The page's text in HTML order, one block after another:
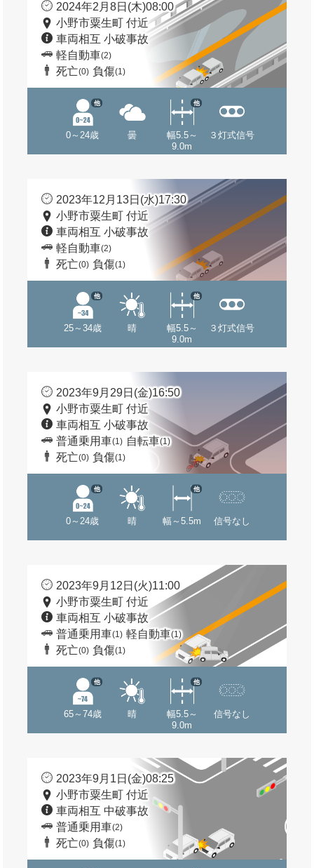
2024年2月8日(木)08:00
小野市粟生町 付近
車両相互 小破事故
軽自動車(2)
死亡(0) 負傷(1)
0～24歳
他
曇
幅5.5～
9.0m
他
３灯式信号
2023年12月13日(水)17:30
小野市粟生町 付近
車両相互 小破事故
軽自動車(2)
死亡(0) 負傷(1)
25～34歳
他
晴
幅5.5～
9.0m
他
３灯式信号
2023年9月29日(金)16:50
小野市粟生町 付近
車両相互 小破事故
普通乗用車(1) 自転車(1)
死亡(0) 負傷(1)
0～24歳
他
晴 幅～5.5m
他
信号なし
2023年9月12日(火)11:00
小野市粟生町 付近
車両相互 小破事故
普通乗用車(1) 軽自動車(1)
死亡(0) 負傷(1)
65～74歳
他
晴
幅5.5～
9.0m
他
信号なし
2023年9月1日(金)08:25
小野市粟生町 付近
車両相互 中破事故
普通乗用車(2)
死亡(0) 負傷(1)